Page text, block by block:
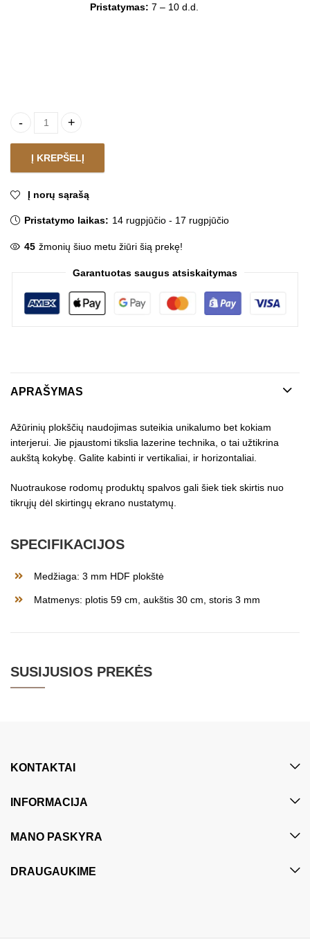
Pristatymas: 7 – 10 d.d.
Ažūrinis paveikslas PALM LEAF quantity
Į KREPŠELĮ
Į norų sąrašą
Pristatymo laikas: 14 rugpjūčio - 17 rugpjūčio
45 žmonių šiuo metu žiūri šią prekę!
Garantuotas saugus atsiskaitymas
APRAŠYMAS
Ažūrinių plokščių naudojimas suteikia unikalumo bet kokiam
interjerui. Jie pjaustomi tikslia lazerine technika, o tai užtikrina
aukštą kokybę. Galite kabinti ir vertikaliai, ir horizontaliai.
Nuotraukose rodomų produktų spalvos gali šiek tiek skirtis nuo
tikrųjų dėl skirtingų ekrano nustatymų.
SPECIFIKACIJOS
Medžiaga: 3 mm HDF plokštė
Matmenys: plotis 59 cm, aukštis 30 cm, storis 3 mm
SUSIJUSIOS PREKĖS
KONTAKTAI
INFORMACIJA
MANO PASKYRA
DRAUGAUKIME